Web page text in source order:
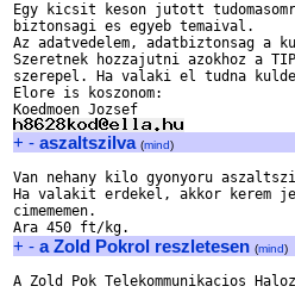
Egy kicsit keson jutott
biztonsagi es egyeb temaival.
Az adatvedelem, adatbiztonsag
Szeretnek hozzajutni azokhoz a
szerepel. Ha valaki el tudna
Elore is koszonom:
+ - aszaltszilva (mind)
Van nehany kilo gyonyoru
Ha valakit erdekel, akkor kerem
cimememen.
+ - a Zold Pokrol reszletesen (mind)
A Zold Pok Telekommunikacios